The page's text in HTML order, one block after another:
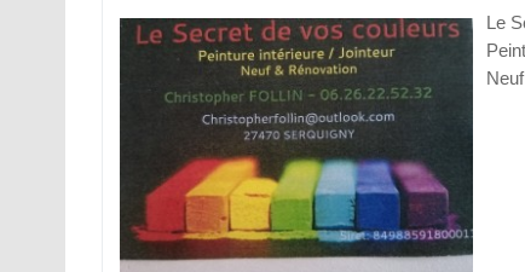
Le